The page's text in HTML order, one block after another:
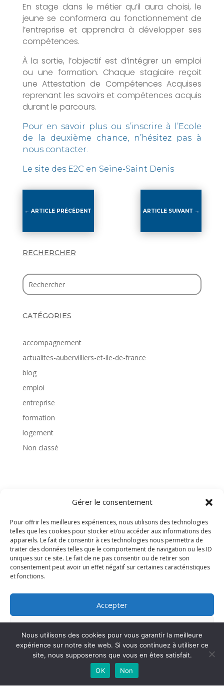
Gérer le consentement
Pour offrir les meilleures expériences, nous utilisons des technologies
telles que les cookies pour stocker et/ou accéder aux informations des
appareils. Le fait de consentir à ces technologies nous permettra de
traiter des données telles que le comportement de navigation ou les ID
uniques sur ce site. Le fait de ne pas consentir ou de retirer son
consentement peut avoir un effet négatif sur certaines caractéristiques
et fonctions.
Accepter
Voir les préférences
Politique de cookies
En stage dans le métier qu’il aura choisi, le
jeune se conformera au fonctionnement de
l’entreprise et apprendra à développer ses
compétences.
À la sortie, l’objectif est d’intégrer un emploi
ou une formation. Chaque stagiaire reçoit
une Attestation de Compétences Acquises
reprenant les savoirs et compétences acquis
durant le parcours.
Pour en savoir plus ou s’inscrire à l’Ecole
de la deuxième chance, n’hésitez pas à
nous contacter.
Le site des E2C en Seine-Saint Denis
←ARTICLE PRÉCÉDENT ARTICLE SUIVANT →
RECHERCHER
CATÉGORIES
accompagnement
actualites-aubervilliers-et-ile-de-france
blog
emploi
entreprise
formation
logement
Non classé
Mission locale La Courneuve © 2024 | Tous droits
réservés
Nous utilisons des cookies pour vous garantir la meilleure
expérience sur notre site web. Si vous continuez à utiliser ce
site, nous supposerons que vous en êtes satisfait.
OK
Non